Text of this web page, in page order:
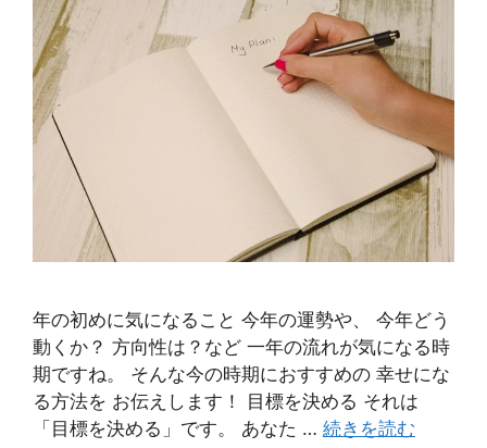
年の初めに気になること 今年の運勢や、 今年どう
動くか？ 方向性は？など 一年の流れが気になる時
期ですね。 そんな今の時期におすすめの 幸せにな
る方法を お伝えします！ 目標を決める それは
「目標を決める」です。 あなた … 続きを読む